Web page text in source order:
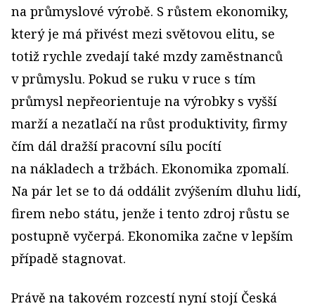
na průmyslové výrobě. S růstem ekonomiky,
který je má přivést mezi světovou elitu, se
totiž rychle zvedají také mzdy zaměstnanců
v průmyslu. Pokud se ruku v ruce s tím
průmysl nepřeorientuje na výrobky s vyšší
marží a nezatlačí na růst produktivity, firmy
čím dál dražší pracovní sílu pocítí
na nákladech a tržbách. Ekonomika zpomalí.
Na pár let se to dá oddálit zvýšením dluhu lidí,
firem nebo státu, jenže i tento zdroj růstu se
postupně vyčerpá. Ekonomika začne v lepším
případě stagnovat.
Právě na takovém rozcestí nyní stojí Česká